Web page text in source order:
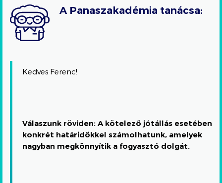
A Panaszakadémia tanácsa:
Kedves Ferenc!
Válaszunk röviden: A kötelező jótállás esetében
konkrét határidőkkel számolhatunk, amelyek
nagyban megkönnyítik a fogyasztó dolgát.